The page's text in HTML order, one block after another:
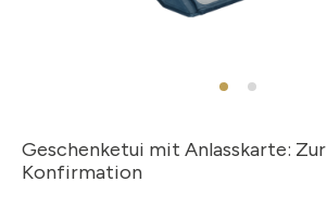
Geschenketui mit Anlasskarte: Zur
Konfirmation